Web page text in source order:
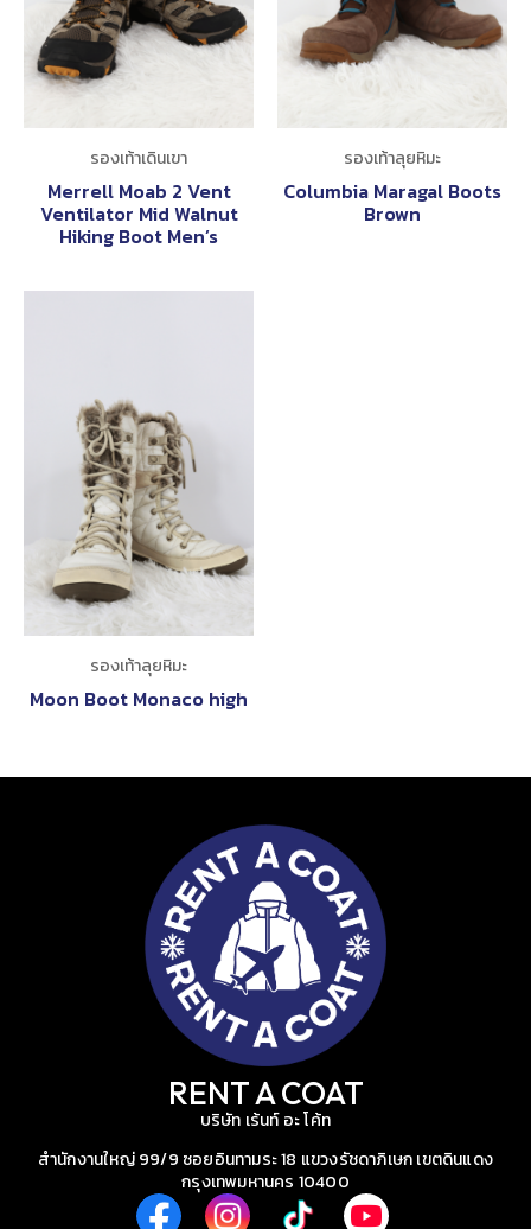
รองเท้าเดินเขา
Merrell Moab 2 Vent
Ventilator Mid Walnut
Hiking Boot Men’s
รองเท้าลุยหิมะ
Columbia Maragal Boots
Brown
รองเท้าลุยหิมะ
Moon Boot Monaco high
RENT A COAT
บริษัท เร้นท์ อะ โค้ท
สำนักงานใหญ่ 99/9 ซอยอินทามระ 18 แขวงรัชดาภิเษก เขตดินแดง
กรุงเทพมหานคร 10400